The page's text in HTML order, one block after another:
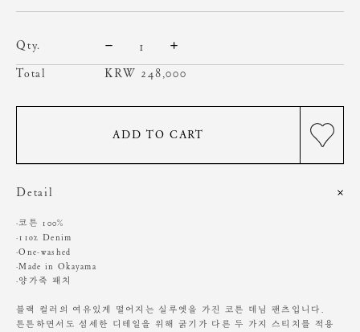
qty.
Total
KRW 248,000
ADD TO CART
Detail
·코튼 100%
·11oz Denim
·One-washed
·Made in Okayama
·양가죽 패치
블랙 컬러의 여유있게 떨어지는 실루엣을 가진 코튼 데님 팬츠입니다.
튼튼하면서도 섬세한 디테일을 위해 굵기가 다른 두 가지 스티치를 적용